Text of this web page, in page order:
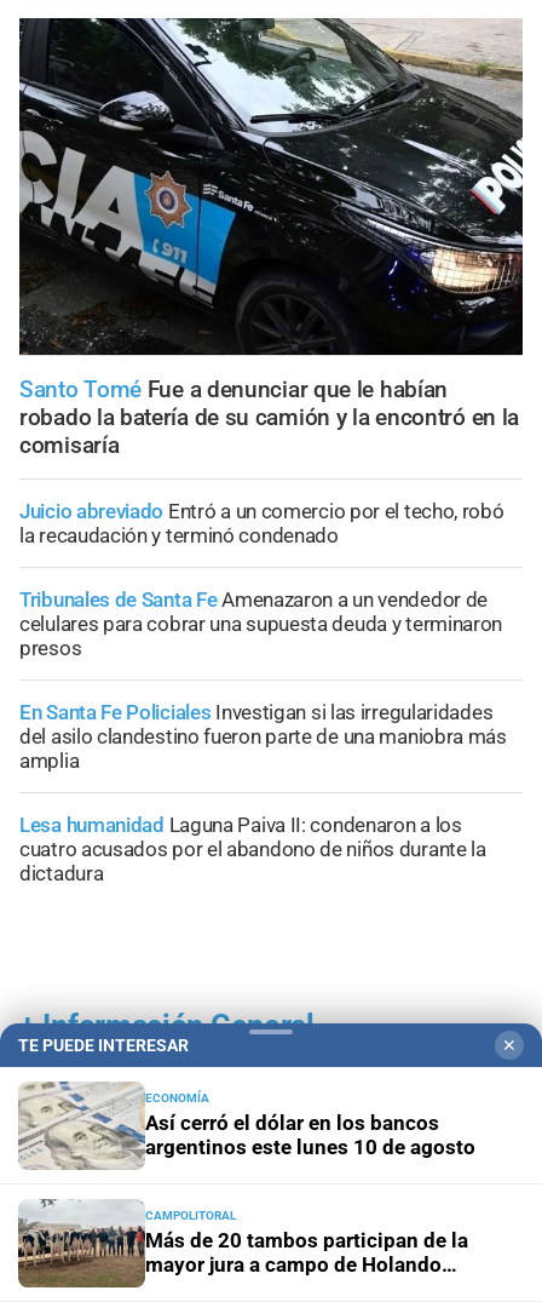
Santo Tomé Fue a denunciar que le habían
robado la batería de su camión y la encontró en la
comisaría
Juicio abreviado Entró a un comercio por el techo, robó
la recaudación y terminó condenado
Tribunales de Santa FeAmenazaron a un vendedor de
celulares para cobrar una supuesta deuda y terminaron
presos
En Santa Fe Policiales Investigan si las irregularidades
del asilo clandestino fueron parte de una maniobra más
amplia
Lesa humanidad Laguna Paiva II: condenaron a los
cuatro acusados por el abandono de niños durante la
dictadura
+Información General
TE PUEDE INTERESAR ✕
ECONOMÍA
Así cerró el dólar en los bancos
argentinos este lunes 10 de agosto
CAMPOLITORAL
Más de 20 tambos participan de la
mayor jura a campo de Holando